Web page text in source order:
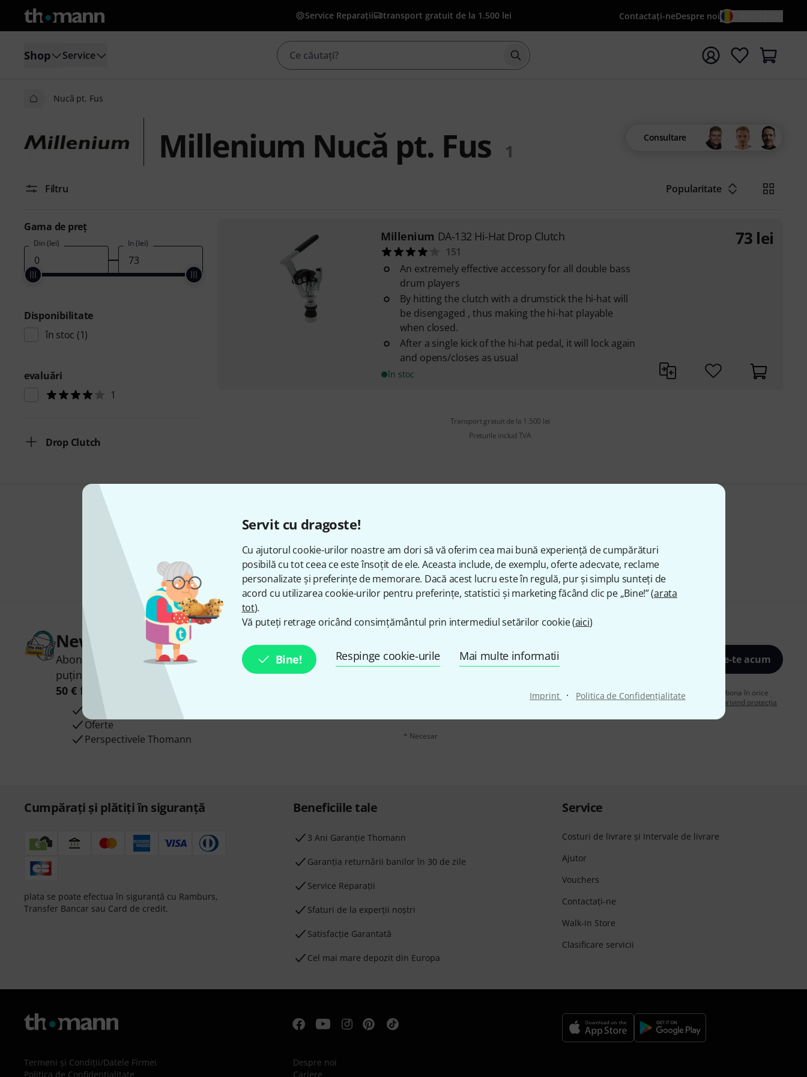
Servit cu dragoste!
Cu ajutorul cookie-urilor noastre am dori să vă oferim cea mai bună experiență de cumpărături
posibilă cu tot ceea ce este însoțit de ele. Aceasta include, de exemplu, oferte adecvate, reclame
personalizate și preferințe de memorare. Dacă acest lucru este în regulă, pur și simplu sunteți de
acord cu utilizarea cookie-urilor pentru preferințe, statistici și marketing făcând clic pe „Bine!” (arata
tot).
Vă puteți retrage oricând consimțământul prin intermediul setărilor cookie (aici)
Bine! Respinge cookie-urile Mai multe informatii
Imprint · Politica de Confidenţialitate
Service Reparații transport gratuit de la 1.500 lei Contactaţi-neDespre noi
Shop Service Începeți căutarea cu termenul de căutare {searchTerm}
Nucă pt. Fus
Millenium Nucă pt. Fus 1
Consultare
Filtru Popularitate
Gama de preţ
Din (lei) În (lei)
Disponibilitate
în stoc (1)
evaluări
1
Drop Clutch
Millenium DA-132 Hi-Hat Drop Clutch
151
An extremely effective accessory for all double bass
drum players
By hitting the clutch with a drumstick the hi-hat will
be disengaged , thus making the hi-hat playable
when closed.
After a single kick of the hi-hat pedal, it will lock again
and opens/closes as usual
în stoc
73 lei
Transport gratuit de la 1.500 lei
Preturile includ TVA
Share Ajutor și feedback
Newsletter Thomann
Abonați-vă la buletinul informativ Thomann în limba engleză și, cu
puțin noroc, puteți câștiga unul dintre50 voucherele
50 €fiecare!
Contribuții inspiraționale
Oferte
Perspectivele Thomann
adresă de email* Înscrie-te acum
Făcând clic pe „Înscrie-te acum”, sunteți de acord să primiți publicitate prin e-mail. Vă puteți dezabona în orice
moment. Puteți găsi informații suplimentare despre buletinul informativ înregulamentul nostru privind protecția
* Necesar
Cumpărați și plătiți în siguranță
plata se poate efectua în siguranță cu Ramburs,
Transfer Bancar sau Card de credit.
Beneficiile tale
3 Ani Garanție Thomann
Garanţia returnării banilor în 30 de zile
Service Reparații
Sfaturi de la experții noștri
Satisfacție Garantată
Cel mai mare depozit din Europa
Service
Costuri de livrare şi Intervale de livrare
Ajutor
Vouchers
Contactaţi-ne
Walk-in Store
Clasificare servicii
Termeni şi Condiţii/Datele Firmei
Politica de Confidenţialitate
Despre noi
Cariere